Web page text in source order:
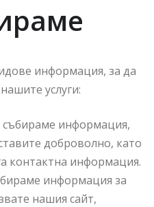
информация, за да
услуги:
информация,
доброволно, като
контактна информация.
информация за
нашия сайт,